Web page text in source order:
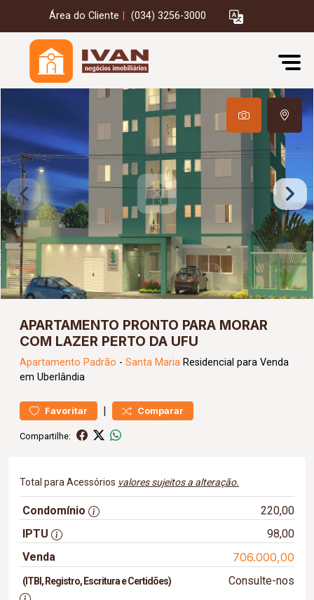
Área do Cliente (034) 3256-3000
APARTAMENTO PRONTO PARA MORAR
COM LAZER PERTO DA UFU
Apartamento Padrão - Santa Maria Residencial para Venda
em Uberlândia
Favoritar | Comparar
Compartilhe:
Total para Acessórios valores sujeitos a alteração.
Condomínio
220,00
IPTU
98,00
Venda
706.000,00
(ITBI, Registro, Escritura e Certidões) Consulte-nos